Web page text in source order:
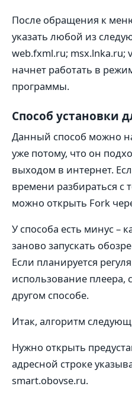
После обращения к
указать любой из
web.fxml.ru; msx.lnka.ru;
начнет работать в
программы.
Способ установки
Данный способ можно
уже потому, что он
выходом в интернет.
времени разбираться с
можно открыть Fork
У способа есть минус –
заново запускать
Если планируется
использование плеера,
другом способе.
Итак, алгоритм
Нужно открыть
адресной строке
smart.obovse.ru.